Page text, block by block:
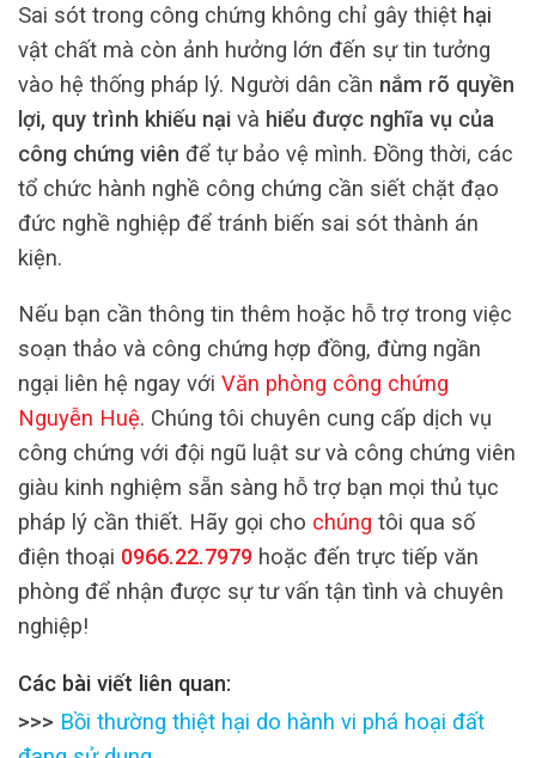
Sai sót trong công chứng không chỉ gây thiệt hại
vật chất mà còn ảnh hưởng lớn đến sự tin tưởng
vào hệ thống pháp lý. Người dân cần nắm rõ quyền
lợi, quy trình khiếu nại và hiểu được nghĩa vụ của
công chứng viên để tự bảo vệ mình. Đồng thời, các
tổ chức hành nghề công chứng cần siết chặt đạo
đức nghề nghiệp để tránh biến sai sót thành án
kiện.
Nếu bạn cần thông tin thêm hoặc hỗ trợ trong việc
soạn thảo và công chứng hợp đồng, đừng ngần
ngại liên hệ ngay với Văn phòng công chứng
Nguyễn Huệ. Chúng tôi chuyên cung cấp dịch vụ
công chứng với đội ngũ luật sư và công chứng viên
giàu kinh nghiệm sẵn sàng hỗ trợ bạn mọi thủ tục
pháp lý cần thiết. Hãy gọi cho chúng tôi qua số
điện thoại 0966.22.7979 hoặc đến trực tiếp văn
phòng để nhận được sự tư vấn tận tình và chuyên
nghiệp!
Các bài viết liên quan:
>>> Bồi thường thiệt hại do hành vi phá hoại đất